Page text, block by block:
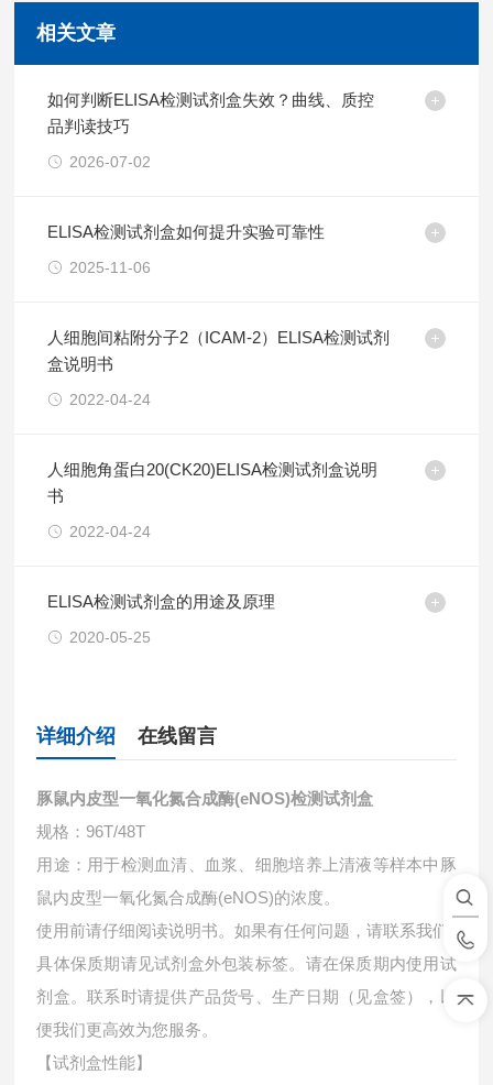
相关文章
如何判断ELISA检测试剂盒失效？曲线、质控
品判读技巧
2026-07-02
ELISA检测试剂盒如何提升实验可靠性
2025-11-06
人细胞间粘附分子2（ICAM-2）ELISA检测试剂
盒说明书
2022-04-24
人细胞角蛋白20(CK20)ELISA检测试剂盒说明
书
2022-04-24
ELISA检测试剂盒的用途及原理
2020-05-25
详细介绍 在线留言
豚鼠内皮型一氧化氮合成酶(eNOS)检测试剂盒
规格：96T/48T
用途：用于检测血清、血浆、细胞培养上清液等样本中 豚
鼠内皮型一氧化氮合成酶(eNOS)的浓度。
使用前请仔细阅读说明书。如果有任何问题，请联系我们
具体保质期请见试剂盒外包装标签。请在保质期内使用试
剂盒。联系时请提供产品货号、生产日期（见盒签），以
便我们更高效为您服务。
【试剂盒性能】